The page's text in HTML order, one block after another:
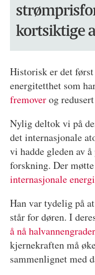
kortsiktige
Historisk er det
energitetthet som
fremoverog
Nylig deltok vi på
det internasjonale
vi hadde gleden av
forskning. Der
internasjonale
Han var tydelig på
står for døren. I
å nå
kjernekraften må
sammenlignet med